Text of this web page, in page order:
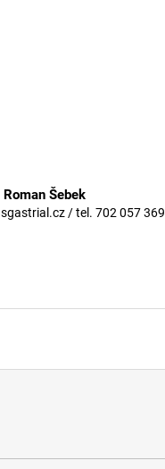
Šebek
/ tel. 702 057 369